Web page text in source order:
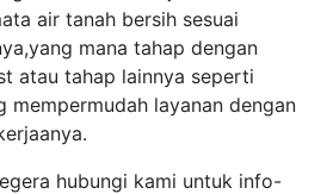
air tanah bersih sesuai
mana tahap dengan
atau tahap lainnya seperti
mempermudah layanan dengan
hubungi kami untuk info-